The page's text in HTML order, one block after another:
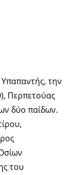
την
Περπετούας
δύο παίδων.
του